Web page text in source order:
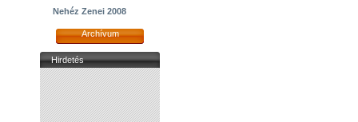
Nehéz Zenei 2008
Archívum
Hirdetés